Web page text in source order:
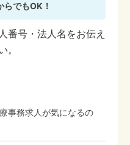
らでもOK！
番号・法人名をお伝え
。
事務求人が気になるの